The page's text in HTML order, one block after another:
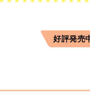
好評発売